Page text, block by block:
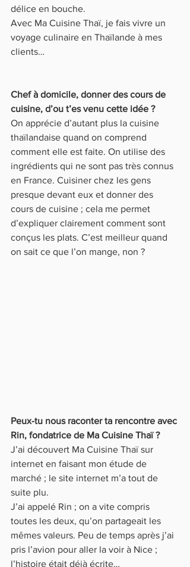
délice en bouche.
Avec Ma Cuisine Thaï, je fais vivre un
voyage culinaire en Thaïlande à mes
clients…
Chef à domicile, donner des cours de
cuisine, d’ou t’es venu cette idée ?
On apprécie d’autant plus la cuisine
thaïlandaise quand on comprend
comment elle est faite. On utilise des
ingrédients qui ne sont pas très connus
en France. Cuisiner chez les gens
presque devant eux et donner des
cours de cuisine ; cela me permet
d’expliquer clairement comment sont
conçus les plats. C’est meilleur quand
on sait ce que l’on mange, non ?
Peux-tu nous raconter ta rencontre avec
Rin, fondatrice de Ma Cuisine Thaï ?
J’ai découvert Ma Cuisine Thaï sur
internet en faisant mon étude de
marché ; le site internet m’a tout de
suite plu.
J’ai appelé Rin ; on a vite compris
toutes les deux, qu’on partageait les
mêmes valeurs. Peu de temps après j’ai
pris l’avion pour aller la voir à Nice ;
l’histoire était déjà écrite…